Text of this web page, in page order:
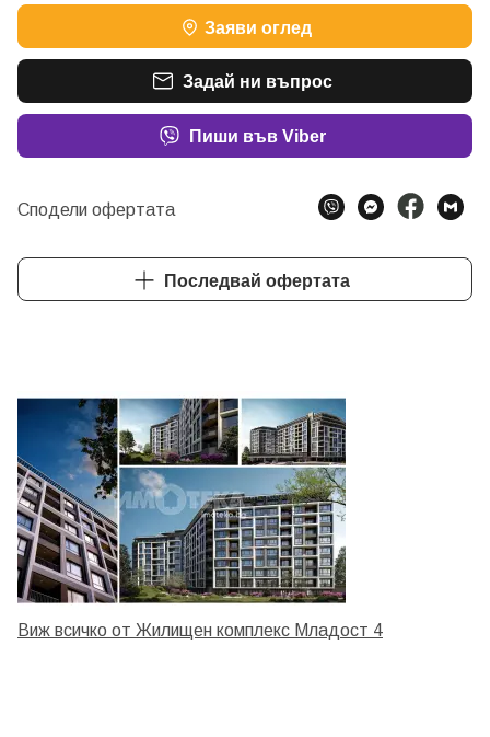
Заяви оглед
Задай ни въпрос
Пиши във Viber
Сподели офертата
Последвай офертата
Виж всичко от Жилищен комплекс Младост 4